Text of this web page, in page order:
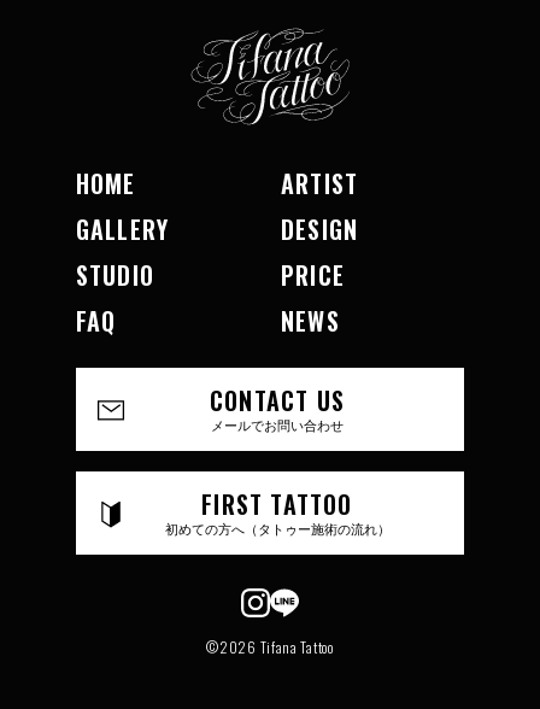
HOME
ARTIST
GALLERY
DESIGN
STUDIO
PRICE
FAQ
NEWS
CONTACT US
メールでお問い合わせ
FIRST TATTOO
初めての方へ（タトゥー施術の流れ）
©2026 Tifana Tattoo